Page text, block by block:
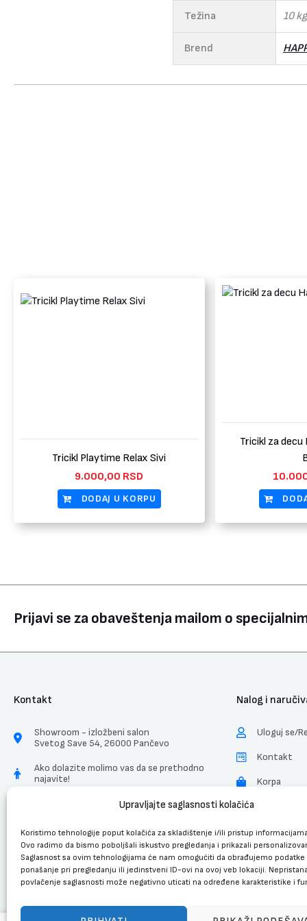
Upravljajte saglasnosti kolačića
Koristimo tehnologije poput kolačića za skladištenje i/ili pristup
Ovo radimo da bismo poboljšali iskustvo pregledanja i prikazali
Saglasnost sa ovim tehnologijama će nam omogućiti da obrađujemo podatke
ponašanje pri pregledanju ili jedinstveni ID-ovi na ovoj veb lokaciji.
povlačenje saglasnosti može negativno uticati na određene karakteristike i
Težina 10 kg
Brend
Tricikl Playtime Relax Sivi
9.000,00 RSD
DODAJ U KORPU
Tricikl za decu
Prijavi se za obaveštenja mailom o
Kontakt
Showroom - izložbeni salon
Svetog Save 54, 26000 Pančevo
Ako dolazite molimo vas da se prethodno
najavite!
Radnim danima 08-16h
069-288-00-30
Nalog i
Uloguj se/
Kontakt
Korpa
ZZPL